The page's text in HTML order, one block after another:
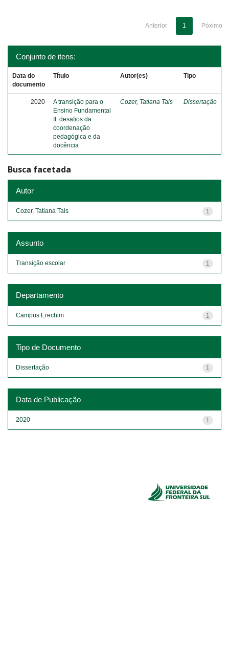
Anterior 1 Póximo
Conjunto de itens:
Data do
documento
Título Autor(es) Tipo
2020
A transição para o
Ensino Fundamental
II: desafios da
coordenação
pedagógica e da
docência
Cozer, Tatiana Tais Dissertação
Busca facetada
Autor
1
Cozer, Tatiana Tais
Assunto
1
Transição escolar
Departamento
1
Campus Erechim
Tipo de Documento
1
Dissertação
Data de Publicação
1
2020